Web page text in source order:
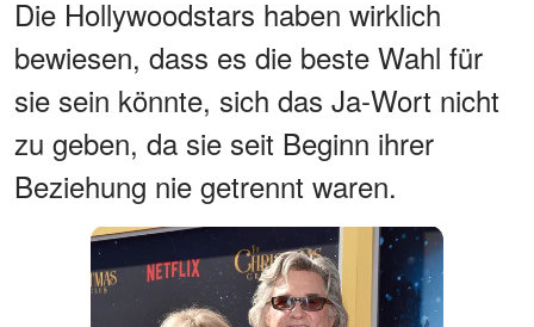
Die Hollywoodstars haben wirklich
bewiesen, dass es die beste Wahl für
sie sein könnte, sich das Ja-Wort nicht
zu geben, da sie seit Beginn ihrer
Beziehung nie getrennt waren.